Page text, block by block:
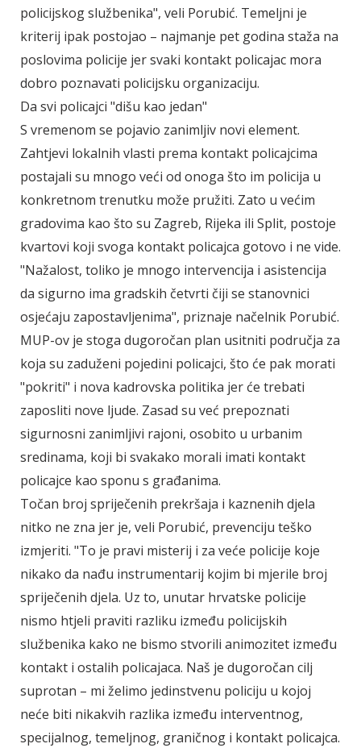
policijskog službenika", veli Porubić. Temeljni je
kriterij ipak postojao – najmanje pet godina staža na
poslovima policije jer svaki kontakt policajac mora
dobro poznavati policijsku organizaciju.
Da svi policajci "dišu kao jedan"
S vremenom se pojavio zanimljiv novi element.
Zahtjevi lokalnih vlasti prema kontakt policajcima
postajali su mnogo veći od onoga što im policija u
konkretnom trenutku može pružiti. Zato u većim
gradovima kao što su Zagreb, Rijeka ili Split, postoje
kvartovi koji svoga kontakt policajca gotovo i ne vide.
"Nažalost, toliko je mnogo intervencija i asistencija
da sigurno ima gradskih četvrti čiji se stanovnici
osjećaju zapostavljenima", priznaje načelnik Porubić.
MUP-ov je stoga dugoročan plan usitniti područja za
koja su zaduženi pojedini policajci, što će pak morati
"pokriti" i nova kadrovska politika jer će trebati
zaposliti nove ljude. Zasad su već prepoznati
sigurnosni zanimljivi rajoni, osobito u urbanim
sredinama, koji bi svakako morali imati kontakt
policajce kao sponu s građanima.
Točan broj spriječenih prekršaja i kaznenih djela
nitko ne zna jer je, veli Porubić, prevenciju teško
izmjeriti. "To je pravi misterij i za veće policije koje
nikako da nađu instrumentarij kojim bi mjerile broj
spriječenih djela. Uz to, unutar hrvatske policije
nismo htjeli praviti razliku između policijskih
službenika kako ne bismo stvorili animozitet između
kontakt i ostalih policajaca. Naš je dugoročan cilj
suprotan – mi želimo jedinstvenu policiju u kojoj
neće biti nikakvih razlika između interventnog,
specijalnog, temeljnog, graničnog i kontakt policajca.